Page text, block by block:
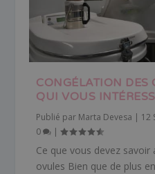
CONGÉLATION DES
QUI VOUS
Publié par Marta Devesa | 12
0
|
Ce que vous devez
ovules Bien que de plus